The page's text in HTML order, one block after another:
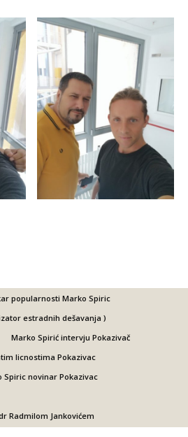
popularnosti Marko Spiric
estradnih dešavanja )
Marko Spirić intervju Pokazivač
licnostima Pokazivac
Spiric novinar Pokazivac
Radmilom Jankovićem